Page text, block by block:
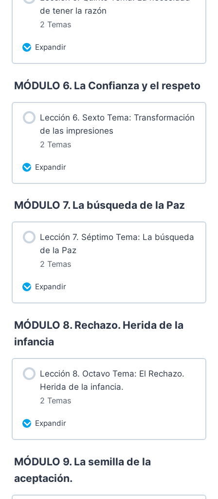
4.2 Tareas luego de la sesión
de tener la razón
2 Temas
Expandir
Más contenidos...
0% Completado 0/2 pasos
5.1 Grabación domingo 18 de febrero
de 2024
MÓDULO 6. La Confianza y el respeto
Lección 6. Sexto Tema: Transformación
de las impresiones
2 Temas
Expandir
Más contenidos...
0% Completado 0/2 pasos
6.1 Grabación domingo 25 de febrero
de 2024
MÓDULO 7. La búsqueda de la Paz
Lección 7. Séptimo Tema: La búsqueda
de la Paz
2 Temas
Expandir
Más contenidos...
0% Completado 0/2 pasos
2024
7.2 Tareas luego de la sesión
MÓDULO 8. Rechazo. Herida de la
infancia
Lección 8. Octavo Tema: El Rechazo.
Herida de la infancia.
2 Temas
Expandir
Más contenidos...
0% Completado 0/2 pasos
MÓDULO 9. La semilla de la
aceptación.